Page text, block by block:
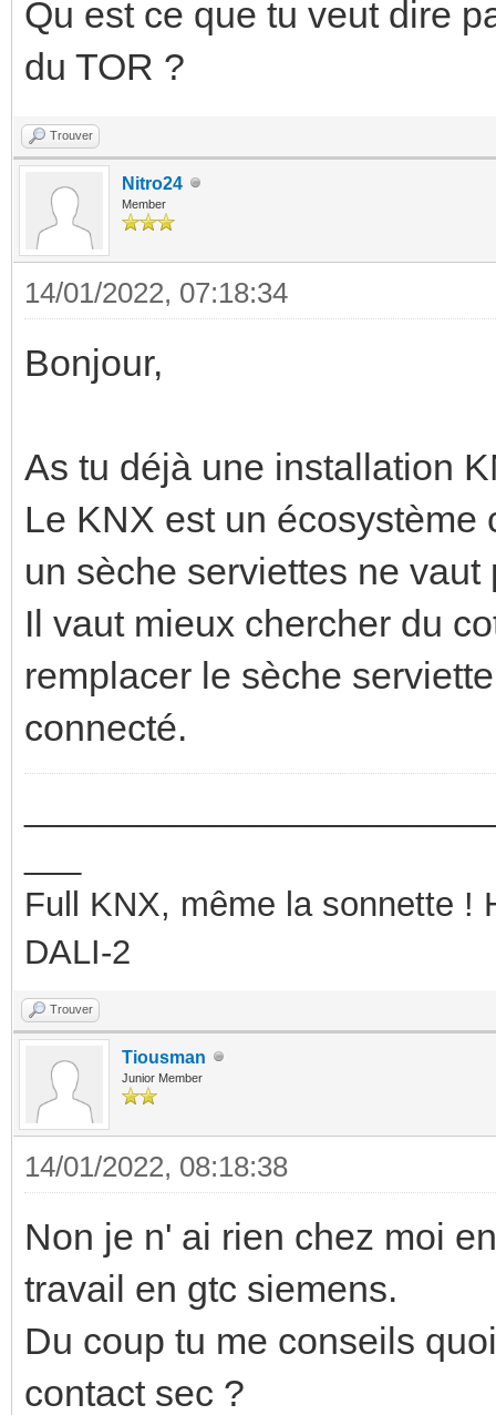
Qu est ce que tu veut dire
du TOR ?
Trouver
Nitro24
Member
14/01/2022, 07:18:34
Bonjour,
As tu déjà une installation
Le KNX est un écosystème
un sèche serviettes ne vaut
Il vaut mieux chercher du
remplacer le sèche
connecté.
Full KNX, même la sonnette !
DALI-2
Trouver
Tiousman
Junior Member
14/01/2022, 08:18:38
Non je n' ai rien chez moi
travail en gtc siemens.
Du coup tu me conseils
contact sec ?